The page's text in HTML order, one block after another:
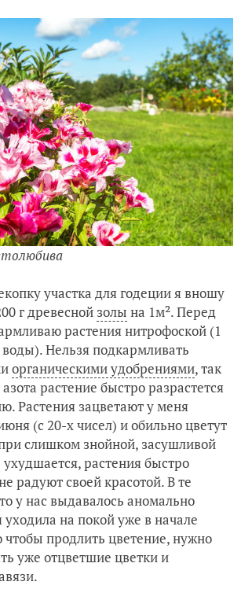
участка для годеции я вношу
г древесной золы на 1м². Перед
растения нитрофоской (1
воды). Нельзя подкармливать
органическими удобрениями, так
растение быстро разрастется
Растения зацветают у меня
(с 20-х чисел) и обильно цветут
слишком знойной, засушливой
растения быстро
радуют своей красотой. В те
у нас выдавалось аномально
на покой уже в начале
чтобы продлить цветение, нужно
уже отцветшие цветки и